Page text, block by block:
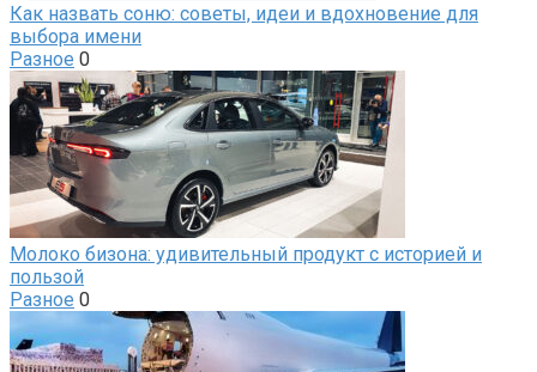
Как назвать соню: советы, идеи и вдохновение для
выбора имени
Разное 0
Молоко бизона: удивительный продукт с историей и
пользой
Разное 0